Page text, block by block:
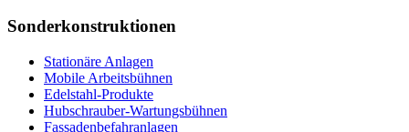
Sonderkonstruktionen
Stationäre Anlagen
Mobile Arbeitsbühnen
Edelstahl-Produkte
Hubschrauber-Wartungsbühnen
Fassadenbefahranlagen